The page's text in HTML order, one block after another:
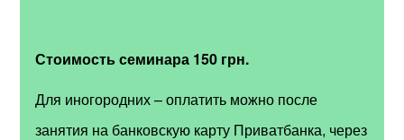
Стоимость семинара 150 грн.
Для иногородних – оплатить можно после
занятия на банковскую карту Приватбанка, через